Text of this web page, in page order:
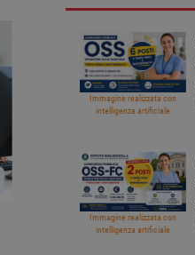
Immagine realizzata con
intelligenza artificiale
Immagine realizzata con
intelligenza artificiale